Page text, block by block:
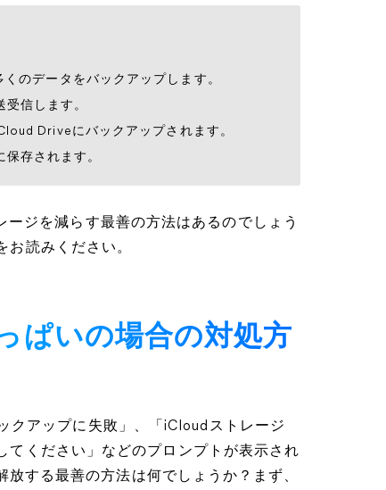
のデータをバックアップします。
信します。
Driveにバックアップされます。
存されます。
ージを減らす最善の方法はあるのでしょう
読みください。
ぱいの場合の対処方
クアップに失敗」、「iCloudストレージ
てください」などのプロンプトが表示され
する最善の方法は何でしょうか？まず、